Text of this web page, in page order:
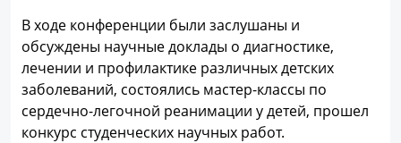
В ходе конференции были заслушаны и
обсуждены научные доклады о диагностике,
лечении и профилактике различных детских
заболеваний, состоялись мастер-классы по
сердечно-легочной реанимации у детей, прошел
конкурс студенческих научных работ.